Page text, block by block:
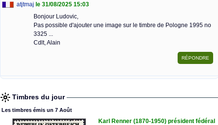
atjtmaj le 31/08/2025 15:03
Bonjour Ludovic,
Pas possible d'ajouter une image sur le timbre de Pologne 1995 no
3325 ...
Cdlt, Alain
Timbres du jour
Les timbres émis un 7 Août
Karl Renner (1870-1950) président fédéral